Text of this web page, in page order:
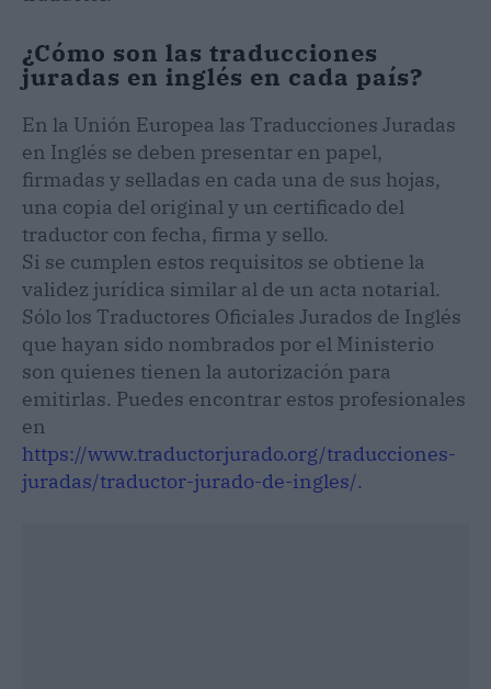
¿Cómo son las traducciones
juradas en inglés en cada país?
En la Unión Europea las Traducciones Juradas
en Inglés se deben presentar en papel,
firmadas y selladas en cada una de sus hojas,
una copia del original y un certificado del
traductor con fecha, firma y sello.
Si se cumplen estos requisitos se obtiene la
validez jurídica similar al de un acta notarial.
Sólo los Traductores Oficiales Jurados de Inglés
que hayan sido nombrados por el Ministerio
son quienes tienen la autorización para
emitirlas. Puedes encontrar estos profesionales
en
https://www.traductorjurado.org/traducciones-
juradas/traductor-jurado-de-ingles/.